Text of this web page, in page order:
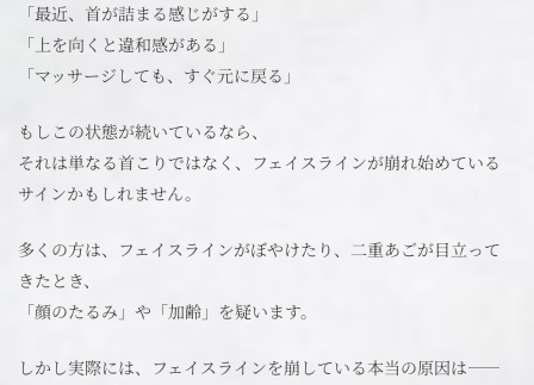
「最近、首が詰まる感じがする」
「上を向くと違和感がある」
「マッサージしても、すぐ元に戻る」
もしこの状態が続いているなら、
それは単なる首こりではなく、フェイスラインが崩れ始めている
サインかもしれません。
多くの方は、フェイスラインがぼやけたり、二重あごが目立って
きたとき、
「顔のたるみ」や「加齢」を疑います。
しかし実際には、フェイスラインを崩している本当の原因は――